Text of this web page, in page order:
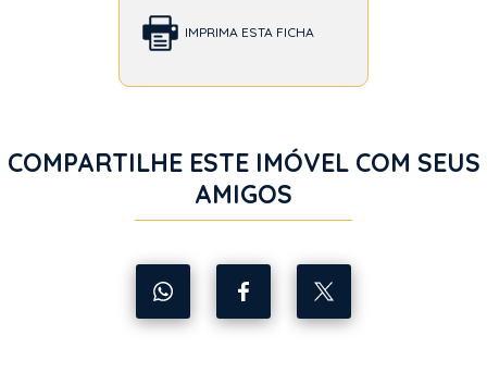
IMPRIMA ESTA FICHA
COMPARTILHE ESTE IMÓVEL COM SEUS
AMIGOS